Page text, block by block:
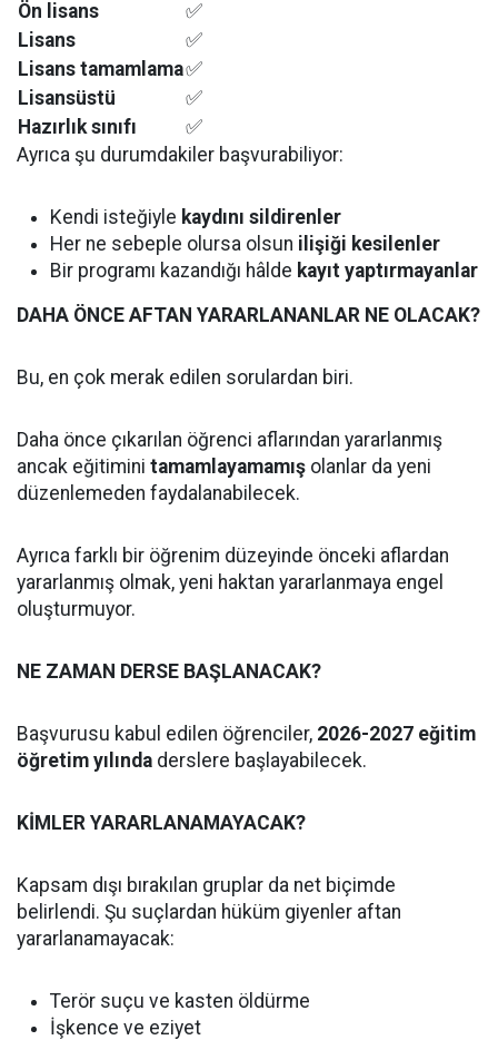
Ön lisans
✅
Lisans
✅
Lisans tamamlama✅
Lisansüstü
✅
Hazırlık sınıfı
✅
Ayrıca şu durumdakiler başvurabiliyor:
Kendi isteğiyle kaydını sildirenler
Her ne sebeple olursa olsun ilişiği kesilenler
Bir programı kazandığı hâlde kayıt yaptırmayanlar
DAHA ÖNCE AFTAN YARARLANANLAR NE OLACAK?
Bu, en çok merak edilen sorulardan biri.
Daha önce çıkarılan öğrenci aflarından yararlanmış
ancak eğitimini tamamlayamamış olanlar da yeni
düzenlemeden faydalanabilecek.
Ayrıca farklı bir öğrenim düzeyinde önceki aflardan
yararlanmış olmak, yeni haktan yararlanmaya engel
oluşturmuyor.
NE ZAMAN DERSE BAŞLANACAK?
Başvurusu kabul edilen öğrenciler, 2026-2027 eğitim
öğretim yılında derslere başlayabilecek.
KİMLER YARARLANAMAYACAK?
Kapsam dışı bırakılan gruplar da net biçimde
belirlendi. Şu suçlardan hüküm giyenler aftan
yararlanamayacak:
Terör suçu ve kasten öldürme
İşkence ve eziyet